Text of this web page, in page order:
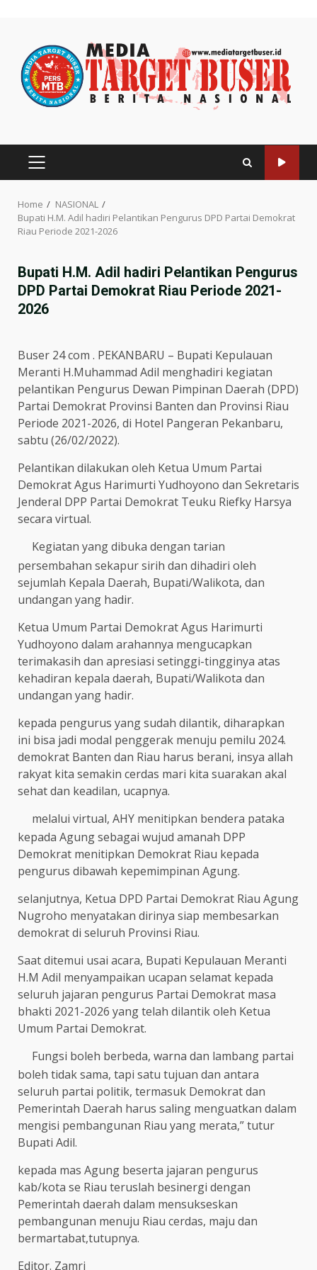
content
PRIMARY
Home
NASIONAL
Bupati H.M. Adil hadiri Pelantikan Pengurus DPD Partai Demokrat
Riau Periode 2021-2026
Bupati H.M. Adil hadiri Pelantikan Pengurus
DPD Partai Demokrat Riau Periode 2021-
2026
Buser 24 com . PEKANBARU – Bupati Kepulauan
Meranti H.Muhammad Adil menghadiri kegiatan
pelantikan Pengurus Dewan Pimpinan Daerah (DPD)
Partai Demokrat Provinsi Banten dan Provinsi Riau
Periode 2021-2026, di Hotel Pangeran Pekanbaru,
sabtu (26/02/2022).
Pelantikan dilakukan oleh Ketua Umum Partai
Demokrat Agus Harimurti Yudhoyono dan Sekretaris
Jenderal DPP Partai Demokrat Teuku Riefky Harsya
secara virtual.
Kegiatan yang dibuka dengan tarian
persembahan sekapur sirih dan dihadiri oleh
sejumlah Kepala Daerah, Bupati/Walikota, dan
undangan yang hadir.
Ketua Umum Partai Demokrat Agus Harimurti
Yudhoyono dalam arahannya mengucapkan
terimakasih dan apresiasi setinggi-tingginya atas
kehadiran kepala daerah, Bupati/Walikota dan
undangan yang hadir.
kepada pengurus yang sudah dilantik, diharapkan
ini bisa jadi modal penggerak menuju pemilu 2024.
demokrat Banten dan Riau harus berani, insya allah
rakyat kita semakin cerdas mari kita suarakan akal
sehat dan keadilan, ucapnya.
melalui virtual, AHY menitipkan bendera pataka
kepada Agung sebagai wujud amanah DPP
Demokrat menitipkan Demokrat Riau kepada
pengurus dibawah kepemimpinan Agung.
selanjutnya, Ketua DPD Partai Demokrat Riau Agung
Nugroho menyatakan dirinya siap membesarkan
demokrat di seluruh Provinsi Riau.
Saat ditemui usai acara, Bupati Kepulauan Meranti
H.M Adil menyampaikan ucapan selamat kepada
seluruh jajaran pengurus Partai Demokrat masa
bhakti 2021-2026 yang telah dilantik oleh Ketua
Umum Partai Demokrat.
Fungsi boleh berbeda, warna dan lambang partai
boleh tidak sama, tapi satu tujuan dan antara
seluruh partai politik, termasuk Demokrat dan
Pemerintah Daerah harus saling menguatkan dalam
mengisi pembangunan Riau yang merata,” tutur
Bupati Adil.
kepada mas Agung beserta jajaran pengurus
kab/kota se Riau teruslah besinergi dengan
Pemerintah daerah dalam mensukseskan
pembangunan menuju Riau cerdas, maju dan
bermartabat,tutupnya.
Editor. Zamri